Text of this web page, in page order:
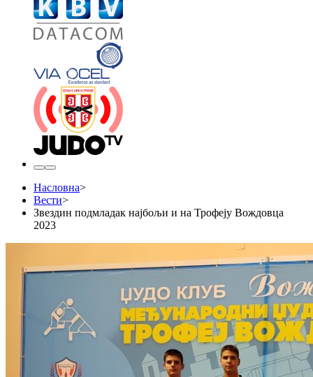
Насловна>
Вести>
Звездин подмладак најбољи и на Трофеју Вождовца
2023